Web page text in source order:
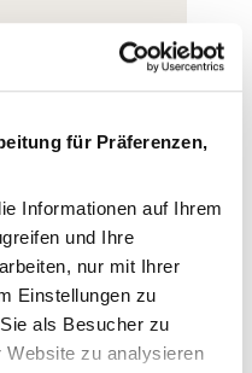
für Präferenzen,
Informationen auf Ihrem
und Ihre
nur mit Ihrer
Einstellungen zu
als Besucher zu
zu analysieren